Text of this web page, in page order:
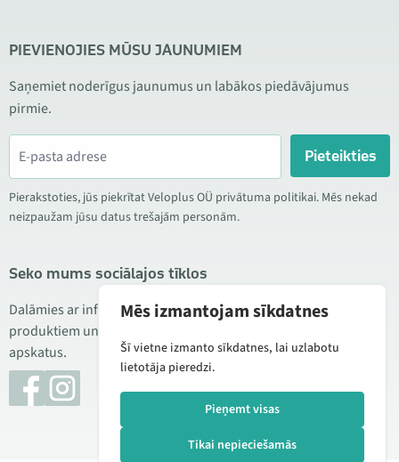
PIEVIENOJIES MŪSU JAUNUMIEM
Saņemiet noderīgus jaunumus un labākos piedāvājumus
pirmie.
Pieteikties
Pierakstoties, jūs piekrītat Veloplus OÜ privātuma politikai. Mēs nekad
neizpaužam jūsu datus trešajām personām.
Seko mums sociālajos tīklos
Dalāmies ar informāciju par izdevīgām akcijām, jauniem
produktiem un servisu. Reizēm publicējam arī produktu
apskatus.
Mēs izmantojam sīkdatnes
Šī vietne izmanto sīkdatnes, lai uzlabotu
lietotāja pieredzi.
Pieņemt visas
Tikai nepieciešamās